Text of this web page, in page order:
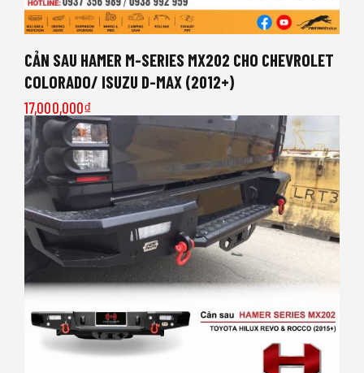
CẢN SAU HAMER M-SERIES MX202 CHO CHEVROLET
COLORADO/ ISUZU D-MAX (2012+)
17,000,000₫